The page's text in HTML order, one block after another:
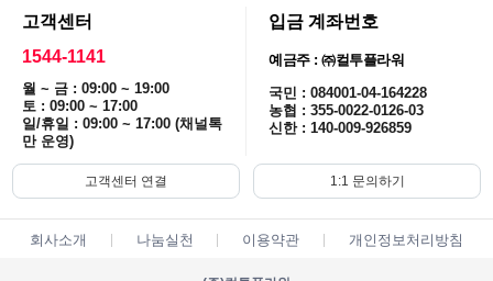
고객센터
1544-1141
월 ~ 금 : 09:00 ~ 19:00
토 : 09:00 ~ 17:00
일/휴일 : 09:00 ~ 17:00 (채널톡
만 운영)
입금 계좌번호
예금주 : ㈜컬투플라워
국민 : 084001-04-164228
농협 : 355-0022-0126-03
신한 : 140-009-926859
고객센터 연결 1:1 문의하기
회사소개 나눔실천 이용약관 개인정보처리방침